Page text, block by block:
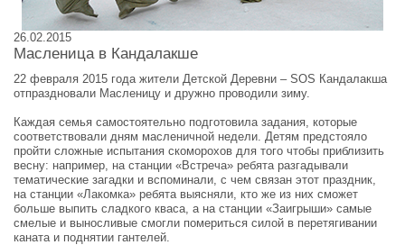
26.02.2015
Масленица в Кандалакше
22 февраля 2015 года жители Детской Деревни – SOS Кандалакша
отпраздновали Масленицу и дружно проводили зиму.
Каждая семья самостоятельно подготовила задания, которые
соответствовали дням масленичной недели. Детям предстояло
пройти сложные испытания скоморохов для того чтобы приблизить
весну: например, на станции «Встреча» ребята разгадывали
тематические загадки и вспоминали, с чем связан этот праздник,
на станции «Лакомка» ребята выясняли, кто же из них сможет
больше выпить сладкого кваса, а на станции «Заигрыши» самые
смелые и выносливые смогли помериться силой в перетягивании
каната и поднятии гантелей.